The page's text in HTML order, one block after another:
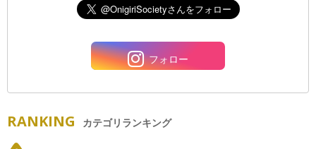
フォロー
RANKING カテゴリランキング